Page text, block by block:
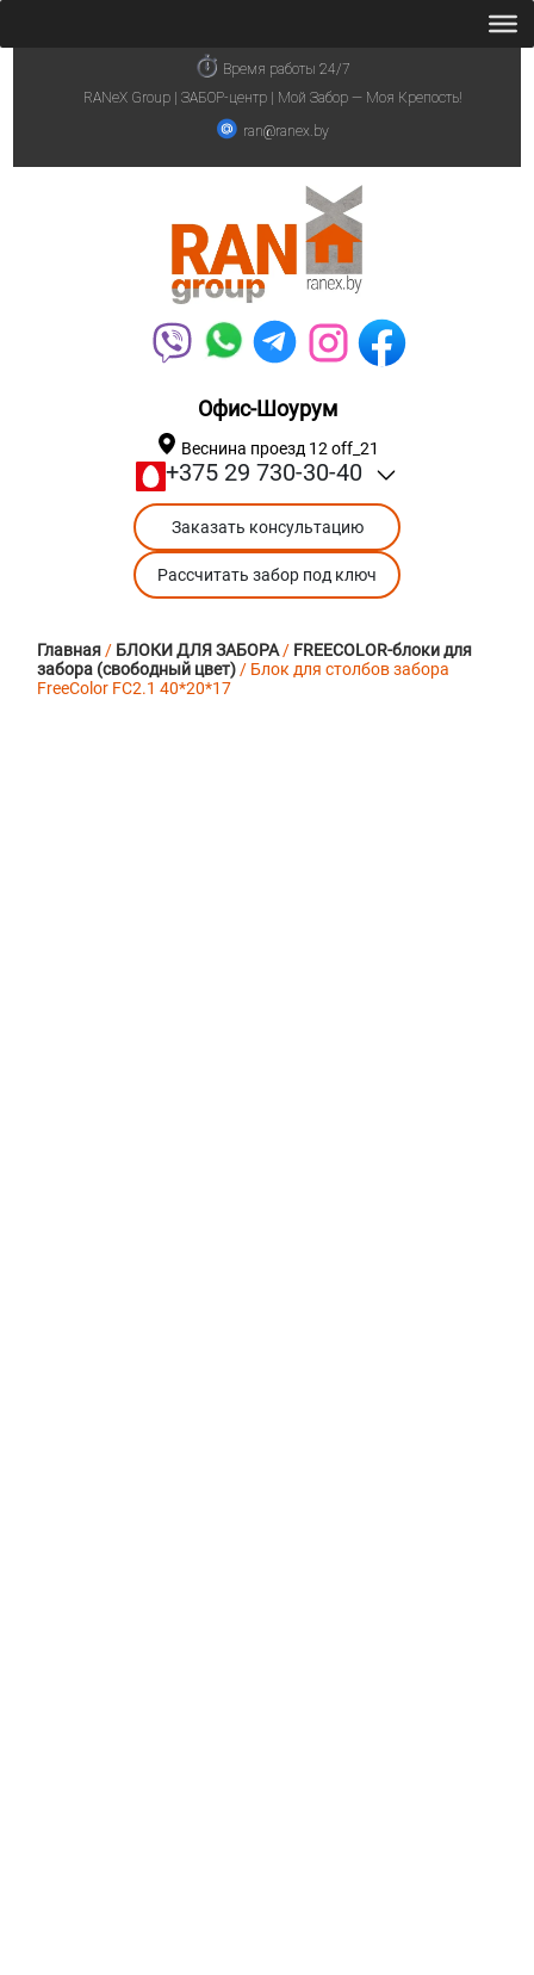
Время работы 24/7
RANeX Group | ЗАБОР-центр | Мой Забор — Моя Крепость!
ran@ranex.by
Офис-Шоурум
Веснина проезд 12 off_21
+375 29 730-30-40
Заказать консультацию
Рассчитать забор под ключ
Главная/ БЛОКИ ДЛЯ ЗАБОРА/ FREECOLOR-блоки для
забора (свободный цвет)/ Блок для столбов забора
FreeColor FC2.1 40*20*17